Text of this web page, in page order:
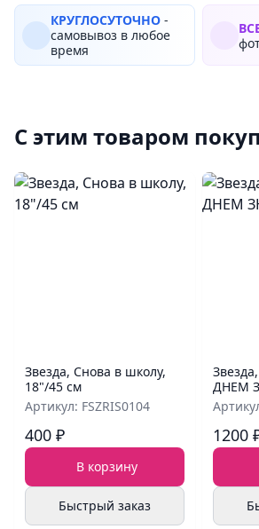
КРУГЛОСУТОЧНО -
самовывоз в любое
время
С этим товаром
Звезда, Снова в школу,
18"/45 см
Артикул: FSZRIS0104
400 ₽
В корзину
Быстрый заказ
ДНЕМ
1200